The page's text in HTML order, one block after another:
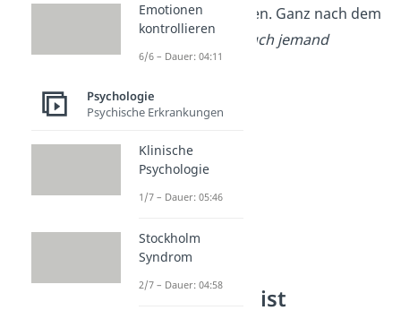
verantwortlich
fühlen. Ganz nach dem
Motto: „Das kann auch jemand
anderes machen!
Wie selbstlos ist
Emotionen
kontrollieren
6/6 – Dauer: 04:11
Psychologie
Psychische Erkrankungen
Klinische
Psychologie
1/7 – Dauer: 05:46
Stockholm
Syndrom
2/7 – Dauer: 04:58